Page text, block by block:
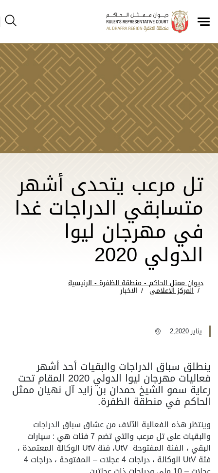
تل مرعب يتحدى أشهر
متسابقي الدراجات غدا
في مهرجان ليوا
الدولي 2020
ديوان ممثل الحاكم - منطقة الظفرة - الرئيسية
المركز الاعلامى الاخبار
يناير 2,2020
ينطلق سباق الدراجات والبقيات أحد أشهر
فعاليات مهرجان ليوا الدولي 2020 المقام تحت
رعاية سمو الشيخ حمدان بن زايد آل نهيان ممثل
الحاكم في منطقة الظفرة.
وينتظر هذه الفعالية الآلاف من عشاق سباق الدراجات
والبقيات على تل مرعب والتي تضم 7 فئات هي : سيارات
البقي ، الفئة المفتوحة ‪UtV ‬، فئة ‪UtV‬ الوكالة المعتمدة ،
فئة ‪UtV‬ الوكالة ، دراجات 4 عجلات – المفتوحة ، دراجات 4